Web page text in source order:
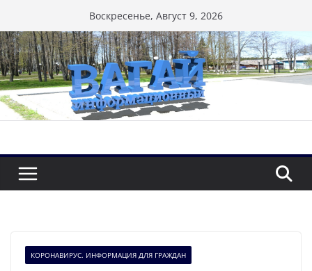
к
содержимому
Воскресенье, Август 9, 2026
КОРОНАВИРУС. ИНФОРМАЦИЯ ДЛЯ ГРАЖДАН